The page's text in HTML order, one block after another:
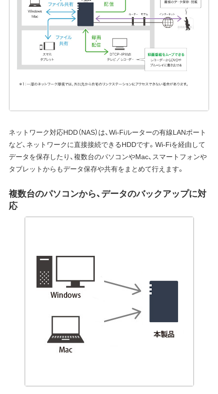
ネットワーク対応HDD（NAS）は、Wi-Fiルーターの有線LANポート
など、ネットワークに直接接続できるHDDです。Wi-Fiを経由して
データを保存したり、複数台のパソコンやMac、スマートフォンや
タブレットからもデータ保存や共有をまとめて行えます。
複数台のパソコンから、データのバックアップに対
応